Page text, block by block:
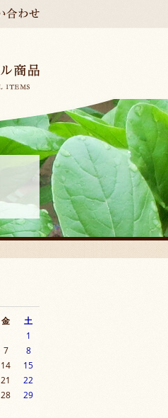
金 土
1
7
8
14
15
21
22
28
29